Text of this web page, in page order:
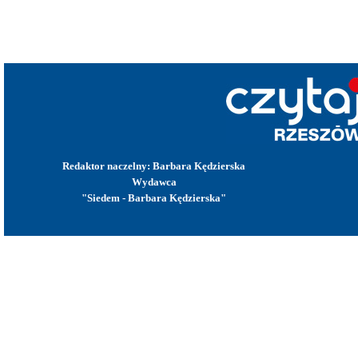
Redaktor naczelny: Barbara Kędzierska
Wydawca
"Siedem - Barbara Kędzierska"